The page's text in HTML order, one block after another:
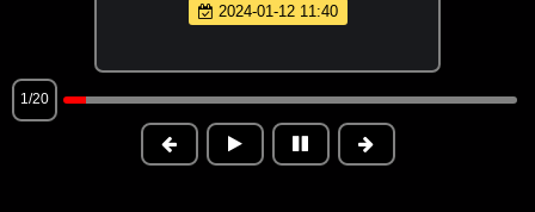
2024-01-12 11:40
1/20